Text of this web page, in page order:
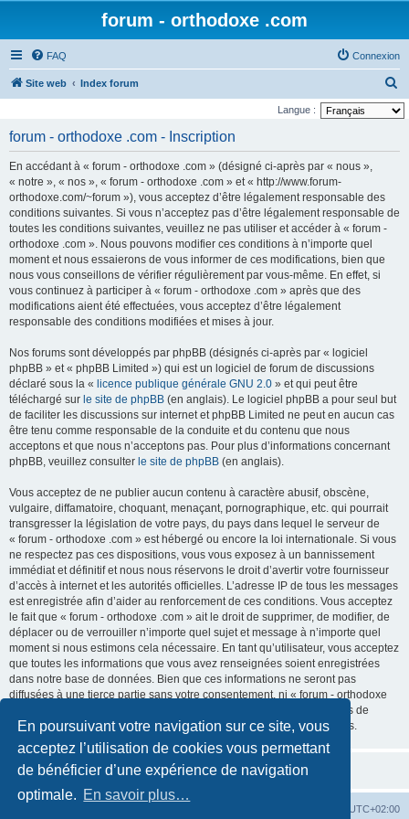
En poursuivant votre navigation sur ce site, vous
acceptez l’utilisation de cookies vous permettant
de bénéficier d’une expérience de navigation
optimale. En savoir plus…
forum - orthodoxe .com
FAQ Connexion
Site web Index forum
e
Langue :
forum - orthodoxe .com - Inscription
En accédant à « forum - orthodoxe .com » (désigné ci-après par « nous »,
« notre », « nos », « forum - orthodoxe .com » et « http://www.forum-
orthodoxe.com/~forum »), vous acceptez d’être légalement responsable des
conditions suivantes. Si vous n’acceptez pas d’être légalement responsable de
toutes les conditions suivantes, veuillez ne pas utiliser et accéder à « forum -
orthodoxe .com ». Nous pouvons modifier ces conditions à n’importe quel
moment et nous essaierons de vous informer de ces modifications, bien que
nous vous conseillons de vérifier régulièrement par vous-même. En effet, si
vous continuez à participer à « forum - orthodoxe .com » après que des
modifications aient été effectuées, vous acceptez d’être légalement
responsable des conditions modifiées et mises à jour.
Nos forums sont développés par phpBB (désignés ci-après par « logiciel
phpBB » et « phpBB Limited ») qui est un logiciel de forum de discussions
déclaré sous la « licence publique générale GNU 2.0 » et qui peut être
téléchargé sur le site de phpBB (en anglais). Le logiciel phpBB a pour seul but
de faciliter les discussions sur internet et phpBB Limited ne peut en aucun cas
être tenu comme responsable de la conduite et du contenu que nous
acceptons et que nous n’acceptons pas. Pour plus d’informations concernant
phpBB, veuillez consulter le site de phpBB (en anglais).
Vous acceptez de ne publier aucun contenu à caractère abusif, obscène,
vulgaire, diffamatoire, choquant, menaçant, pornographique, etc. qui pourrait
transgresser la législation de votre pays, du pays dans lequel le serveur de
« forum - orthodoxe .com » est hébergé ou encore la loi internationale. Si vous
ne respectez pas ces dispositions, vous vous exposez à un bannissement
immédiat et définitif et nous nous réservons le droit d’avertir votre fournisseur
d’accès à internet et les autorités officielles. L’adresse IP de tous les messages
est enregistrée afin d’aider au renforcement de ces conditions. Vous acceptez
le fait que « forum - orthodoxe .com » ait le droit de supprimer, de modifier, de
déplacer ou de verrouiller n’importe quel sujet et message à n’importe quel
moment si nous estimons cela nécessaire. En tant qu’utilisateur, vous acceptez
que toutes les informations que vous avez renseignées soient enregistrées
dans notre base de données. Bien que ces informations ne seront pas
diffusées à une tierce partie sans votre consentement, ni « forum - orthodoxe
.com », ni phpBB, ne pourront être tenus comme responsables en cas de
tentative de piratage informatique visant à compromettre vos données.
UTC+02:00